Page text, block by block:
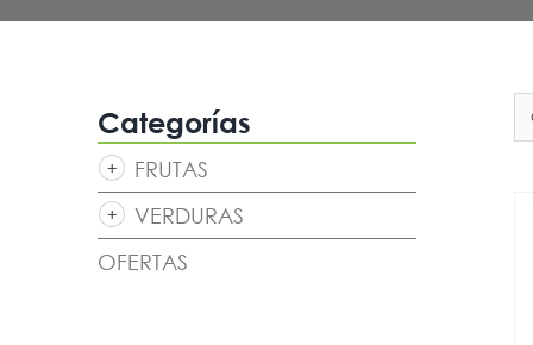
Categorías
FRUTAS
VERDURAS
OFERTAS